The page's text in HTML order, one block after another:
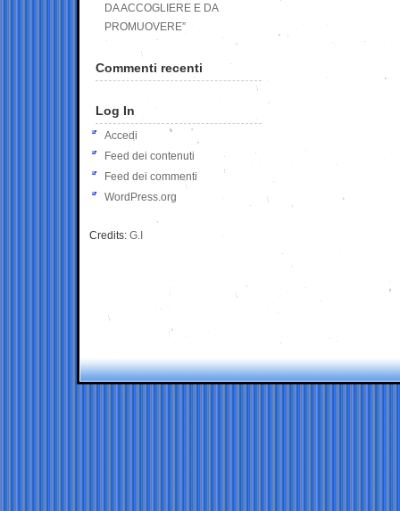
DA ACCOGLIERE E DA
PROMUOVERE”
Commenti recenti
Log In
Accedi
Feed dei contenuti
Feed dei commenti
WordPress.org
Credits: G.I